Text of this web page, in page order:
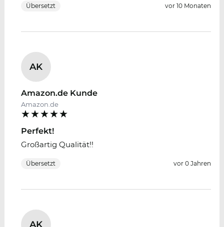
Übersetzt vor 10 Monaten
AK
Amazon.de Kunde
Amazon.de
Perfekt!
Großartig Qualität!!
Übersetzt vor 0 Jahren
AK